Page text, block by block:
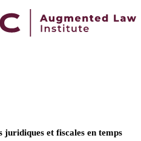
juridiques et fiscales en temps